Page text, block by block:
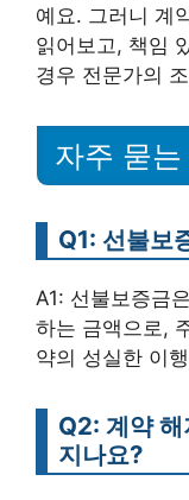
예요. 그러니 계
읽어보고, 책임
경우 전문가의
자주 묻
Q1: 선불보
A1: 선불보증금
하는 금액으로,
약의 성실한 이
Q2: 계약 해
지나요?